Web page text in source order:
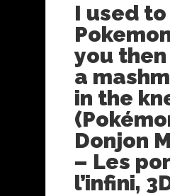
I used
you
a
in the
Donjon
– Les
l’infini,